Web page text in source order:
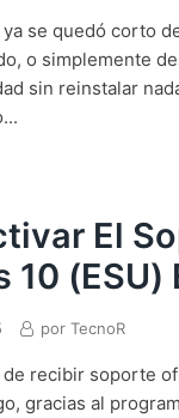
se quedó corto
o simplemente
sin reinstalar
El
10 (ESU)
por TecnoR
recibir soporte
gracias al